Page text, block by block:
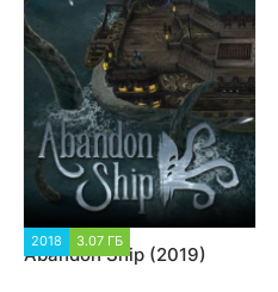
2018 3.07 ГБ
Abandon Ship (2019)